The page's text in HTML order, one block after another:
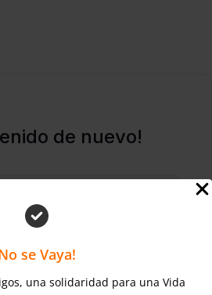
se Vaya!
una solidaridad para una Vida
de nuevo!
¿Olvidaste la contraseña?